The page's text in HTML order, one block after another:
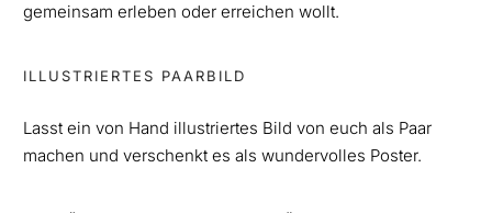
gemeinsam erleben oder erreichen wollt.
ILLUSTRIERTES PAARBILD
Lasst ein von Hand illustriertes Bild von euch als Paar
machen und verschenkt es als wundervolles Poster.